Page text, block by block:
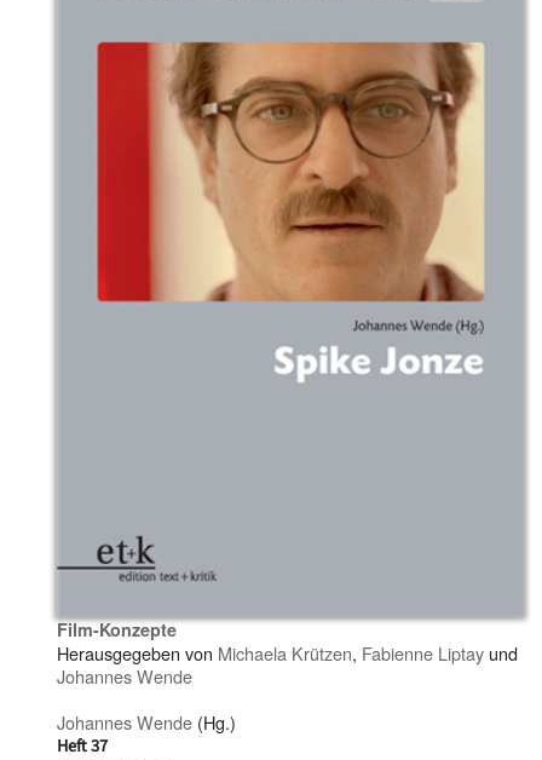
Film-Konzepte
Herausgegeben von Michaela Krützen, Fabienne Liptay und
Johannes Wende
Johannes Wende (Hg.)
Heft 37